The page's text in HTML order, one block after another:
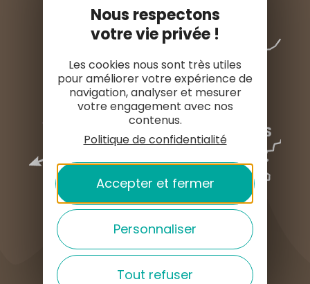
COMMENT VENIR ?
Nous respectons
votre vie privée !
Les cookies nous sont très utiles
pour améliorer votre expérience de
navigation, analyser et mesurer
votre engagement avec nos
contenus.
Politique de confidentialité
Accepter et fermer
Personnaliser
Tout refuser